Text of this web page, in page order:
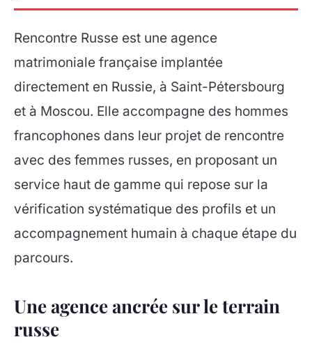
Rencontre Russe est une agence
matrimoniale française implantée
directement en Russie, à Saint-Pétersbourg
et à Moscou. Elle accompagne des hommes
francophones dans leur projet de rencontre
avec des femmes russes, en proposant un
service haut de gamme qui repose sur la
vérification systématique des profils et un
accompagnement humain à chaque étape du
parcours.
Une agence ancrée sur le terrain
russe